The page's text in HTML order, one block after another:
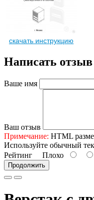
скачать инструкцию
Написать отзыв
Ваше имя
Ваш отзыв
Примечание: HTML
Используйте обычный
Рейтинг Плохо
Продолжить